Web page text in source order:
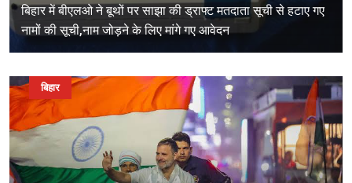
बिहार में बीएलओ ने बूथों पर साझा की ड्राफ्ट मतदाता सूची से हटाए गए
नामों की सूची,नाम जोड़ने के लिए मांगे गए आवेदन
बिहार